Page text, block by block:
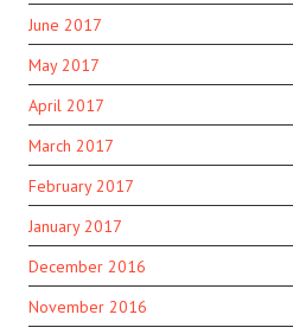
June 2017
May 2017
April 2017
March 2017
February 2017
January 2017
December 2016
November 2016